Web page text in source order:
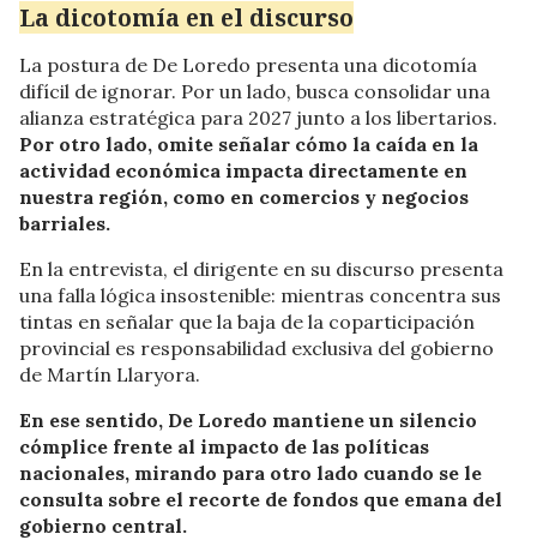
La dicotomía en el discurso
La postura de De Loredo presenta una dicotomía
difícil de ignorar. Por un lado, busca consolidar una
alianza estratégica para 2027 junto a los libertarios.
Por otro lado, omite señalar cómo la caída en la
actividad económica impacta directamente en
nuestra región, como en comercios y negocios
barriales.
En la entrevista, el dirigente en su discurso presenta
una falla lógica insostenible: mientras concentra sus
tintas en señalar que la baja de la coparticipación
provincial es responsabilidad exclusiva del gobierno
de Martín Llaryora.
En ese sentido, De Loredo mantiene un silencio
cómplice frente al impacto de las políticas
nacionales, mirando para otro lado cuando se le
consulta sobre el recorte de fondos que emana del
gobierno central.